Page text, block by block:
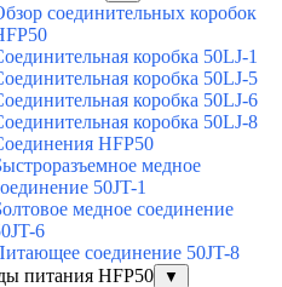
соединительных коробок
коробка 50LJ-1
коробка 50LJ-5
коробка 50LJ-6
коробка 50LJ-8
HFP50
медное
50JT-1
медное соединение
6
соединение 50JT-8
питания HFP50
▼